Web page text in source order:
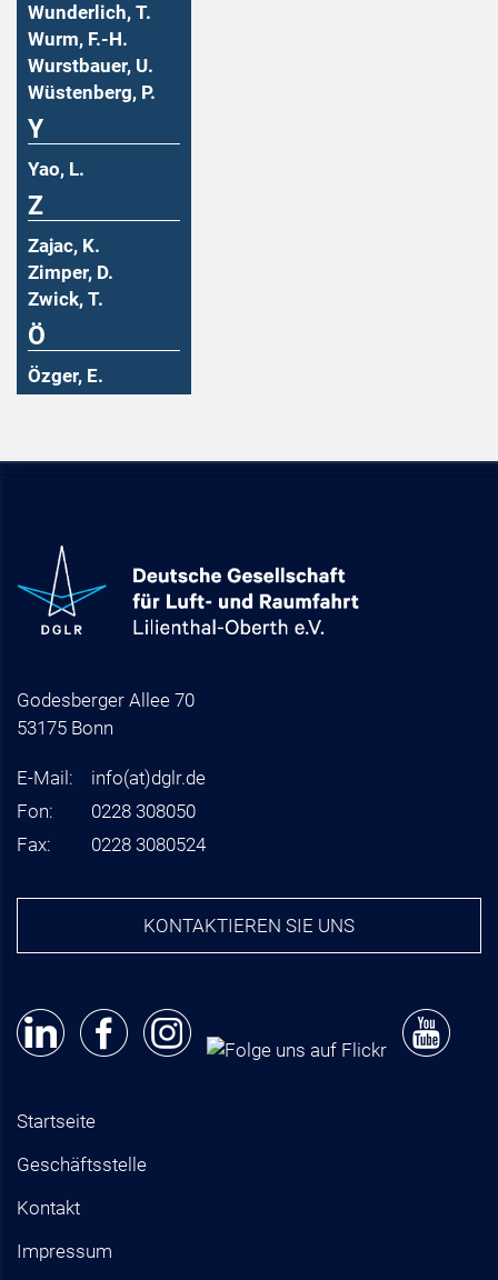
Wunderlich, T.
Wurm, F.-H.
Wurstbauer, U.
Wüstenberg, P.
Y
Yao, L.
Z
Zajac, K.
Zimper, D.
Zwick, T.
Ö
Özger, E.
Godesberger Allee 70
53175 Bonn
E-Mail: info(at)dglr.de
Fon:
0228 308050
Fax:
0228 3080524
KONTAKTIEREN SIE UNS
Startseite
Geschäftsstelle
Kontakt
Impressum